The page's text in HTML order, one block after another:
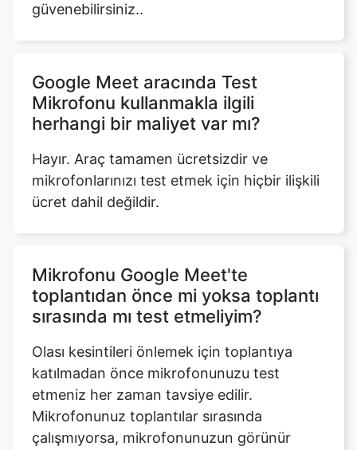
güvenebilirsiniz..
Google Meet aracında Test
Mikrofonu kullanmakla ilgili
herhangi bir maliyet var mı?
Hayır. Araç tamamen ücretsizdir ve
mikrofonlarınızı test etmek için hiçbir ilişkili
ücret dahil değildir.
Mikrofonu Google Meet'te
toplantıdan önce mi yoksa toplantı
sırasında mı test etmeliyim?
Olası kesintileri önlemek için toplantıya
katılmadan önce mikrofonunuzu test
etmeniz her zaman tavsiye edilir.
Mikrofonunuz toplantılar sırasında
çalışmıyorsa, mikrofonunuzun görünür